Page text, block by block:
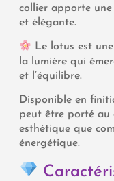
collier apporte
et élégante.
Le lotus est
la lumière qui
et l’équilibre.
Disponible en
peut être porté au
esthétique que
énergétique.